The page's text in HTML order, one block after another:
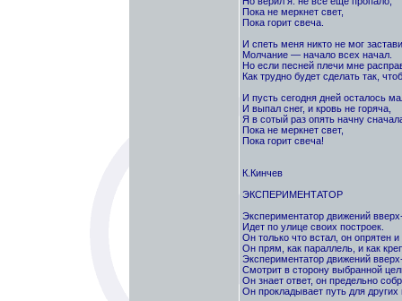
Пока не меркнет свет,
Пока горит свеча.
И спеть меня никто не мог
Молчание — начало всех начал.
Но если песней плечи мне
Как трудно будет сделать так,
И пусть сегодня дней осталось
И выпал снег, и кровь не горяча,
Я в сотый раз опять начну
Пока не меркнет свет,
Пока горит свеча!
К.Кинчев
ЭКСПЕРИМЕНТАТОР
Экспериментатор движений
Идет по улице своих построек.
Он только что встал, он опрятен и
Он прям, как параллель, и как
Экспериментатор движений
Смотрит в сторону выбранной
Он знает ответ, он предельно
Он прокладывает путь для других